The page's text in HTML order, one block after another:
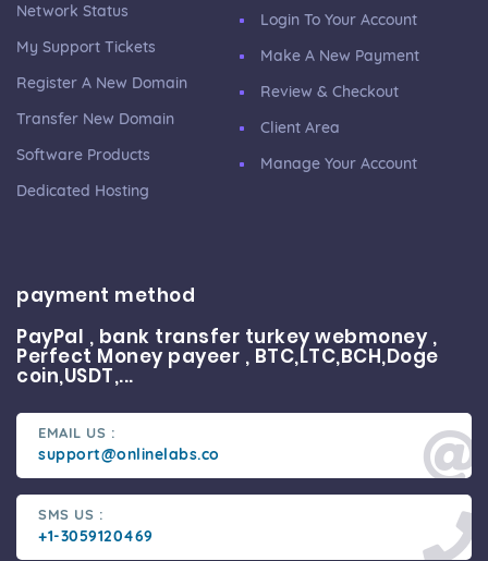
Network Status
My Support Tickets
Register A New Domain
Transfer New Domain
Software Products
Dedicated Hosting
Login To Your Account
Make A New Payment
Review & Checkout
Client Area
Manage Your Account
payment method
PayPal , bank transfer turkey webmoney ,
Perfect Money payeer , BTC,LTC,BCH,Doge
coin,USDT,...
EMAIL US :
support@onlinelabs.co
SMS US :
+1-3059120469